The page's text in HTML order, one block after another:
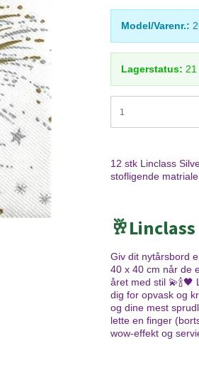
Model/Varenr.:
Lagerstatus: 21
12 stk Linclass
stofligende matriale
🥂
Giv dit nytårsbord
40 x 40 cm når de
året med stil
dig for opvask og
og dine mest
lette en finger
wow-effekt og